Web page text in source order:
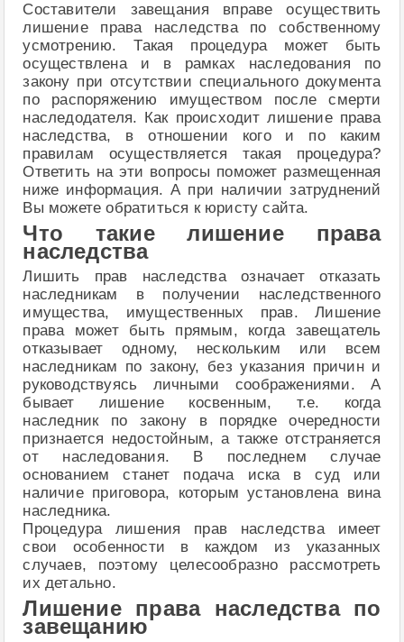
Составители завещания вправе осуществить
лишение права наследства по собственному
усмотрению. Такая процедура может быть
осуществлена и в рамках наследования по
закону при отсутствии специального документа
по распоряжению имуществом после смерти
наследодателя. Как происходит лишение права
наследства, в отношении кого и по каким
правилам осуществляется такая процедура?
Ответить на эти вопросы поможет размещенная
ниже информация. А при наличии затруднений
Вы можете обратиться к юристу сайта.
Что такие лишение права
наследства
Лишить прав наследства означает отказать
наследникам в получении наследственного
имущества, имущественных прав. Лишение
права может быть прямым, когда завещатель
отказывает одному, нескольким или всем
наследникам по закону, без указания причин и
руководствуясь личными соображениями. А
бывает лишение косвенным, т.е. когда
наследник по закону в порядке очередности
признается недостойным, а также отстраняется
от наследования. В последнем случае
основанием станет подача иска в суд или
наличие приговора, которым установлена вина
наследника.
Процедура лишения прав наследства имеет
свои особенности в каждом из указанных
случаев, поэтому целесообразно рассмотреть
их детально.
Лишение права наследства по
завещанию